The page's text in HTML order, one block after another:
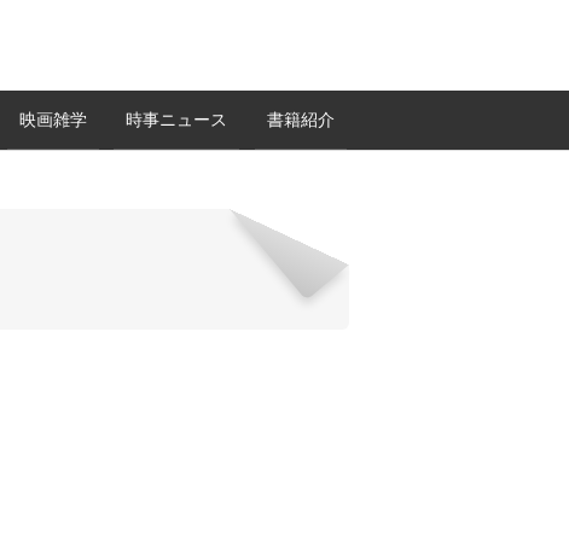
映画雑学 時事ニュース 書籍紹介